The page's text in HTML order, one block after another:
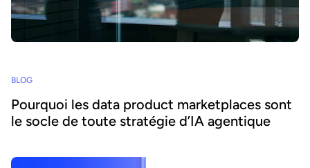
BLOG
Pourquoi les data product marketplaces sont
le socle de toute stratégie d’IA agentique